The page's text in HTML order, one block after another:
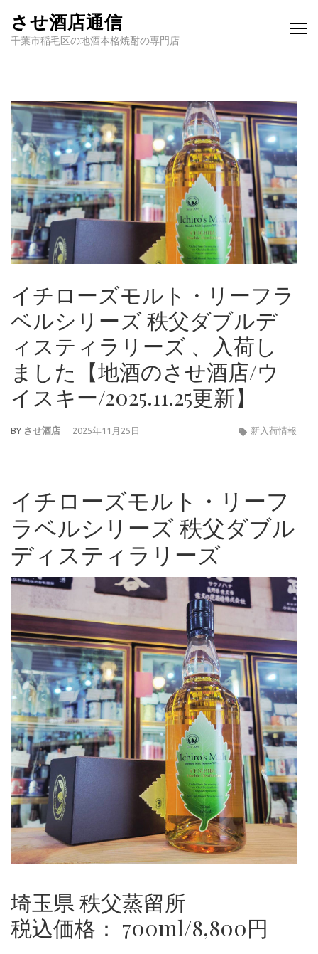
させ酒店通信
千葉市稲毛区の地酒本格焼酎の専門店
イチローズモルト・リーフラ
ベルシリーズ 秩父ダブルデ
ィスティラリーズ 、入荷し
ました【地酒のさせ酒店/ウ
イスキー/2025.11.25更新】
BY させ酒店 2025年11月25日 新入荷情報
イチローズモルト・リーフ
ラベルシリーズ 秩父ダブル
ディスティラリーズ
埼玉県 秩父蒸留所
税込価格： 700ml/8,800円